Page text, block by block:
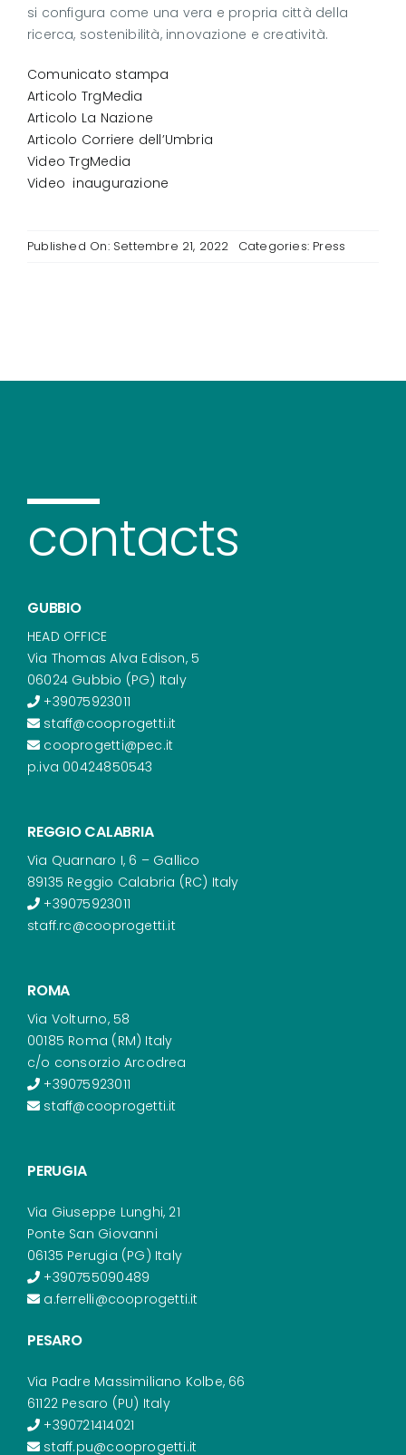
si configura come una vera e propria città della
ricerca, sostenibilità, innovazione e creatività.
Comunicato stampa
Articolo TrgMedia
Articolo La Nazione
Articolo Corriere dell’Umbria
Video TrgMedia
Video inaugurazione
Published On: Settembre 21, 2022 Categories: Press
contacts
GUBBIO
HEAD OFFICE
Via Thomas Alva Edison, 5
06024 Gubbio (PG) Italy
+39075923011
staff@cooprogetti.it
cooprogetti@pec.it
p.iva 00424850543
REGGIO CALABRIA
Via Quarnaro I, 6 – Gallico
89135 Reggio Calabria (RC) Italy
+39075923011
staff.rc@cooprogetti.it
ROMA
Via Volturno, 58
00185 Roma (RM) Italy
c/o consorzio Arcodrea
+39075923011
staff@cooprogetti.it
PERUGIA
Via Giuseppe Lunghi, 21
Ponte San Giovanni
06135 Perugia (PG) Italy
+390755090489
a.ferrelli@cooprogetti.it
PESARO
Via Padre Massimiliano Kolbe, 66
61122 Pesaro (PU) Italy
+390721414021
staff.pu@cooprogetti.it